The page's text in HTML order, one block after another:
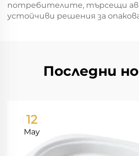
потребителите, търсещи
устойчиви решения за
Последни
12
May